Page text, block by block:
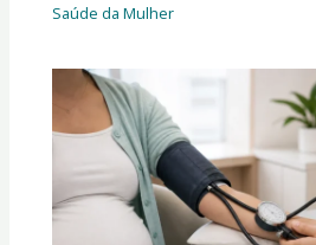
Saúde da Mulher